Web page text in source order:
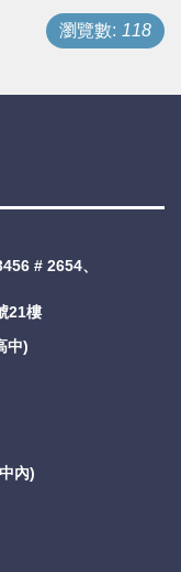
瀏覽數: 118
# 2654、
21樓
中)
內)